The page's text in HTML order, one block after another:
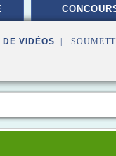
VIDÉOS |